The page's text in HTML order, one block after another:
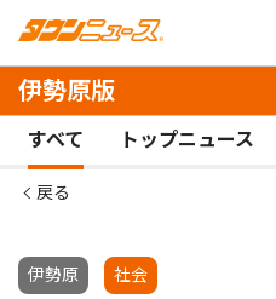
伊勢原版
すべて トップニュース
戻る
伊勢原 社会